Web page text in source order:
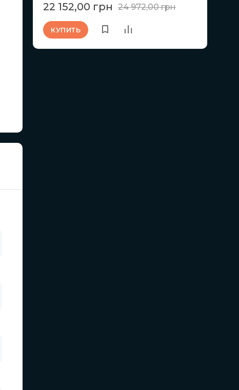
22 152,00 грн 24 972,00 грн
КУПИТЬ